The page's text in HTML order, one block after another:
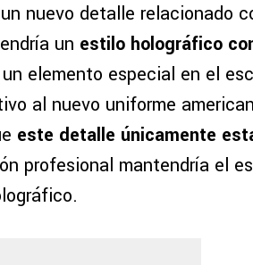
nuevo detalle relacionado
un estilo holográfico
elemento especial en el
al nuevo uniforme
este detalle únicamente
profesional mantendría el